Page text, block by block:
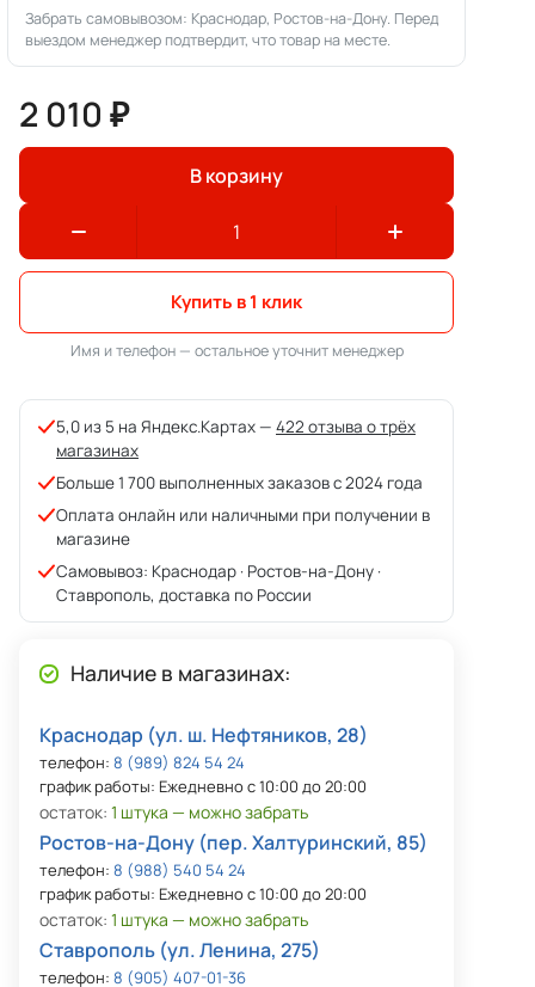
Забрать самовывозом: Краснодар, Ростов-на-Дону. Перед
выездом менеджер подтвердит, что товар на месте.
2 010 ₽
В корзину
Купить в 1 клик
Имя и телефон — остальное уточнит менеджер
5,0 из 5 на Яндекс.Картах — 422 отзыва о трёх
магазинах
Больше 1 700 выполненных заказов с 2024 года
Оплата онлайн или наличными при получении в
магазине
Самовывоз: Краснодар · Ростов-на-Дону ·
Ставрополь, доставка по России
Наличие в магазинах:
Краснодар (ул. ш. Нефтяников, 28)
телефон: 8 (989) 824 54 24
график работы: Ежедневно с 10:00 до 20:00
остаток: 1 штука — можно забрать
Ростов-на-Дону (пер. Халтуринский, 85)
телефон: 8 (988) 540 54 24
график работы: Ежедневно с 10:00 до 20:00
остаток: 1 штука — можно забрать
Ставрополь (ул. Ленина, 275)
телефон: 8 (905) 407-01-36